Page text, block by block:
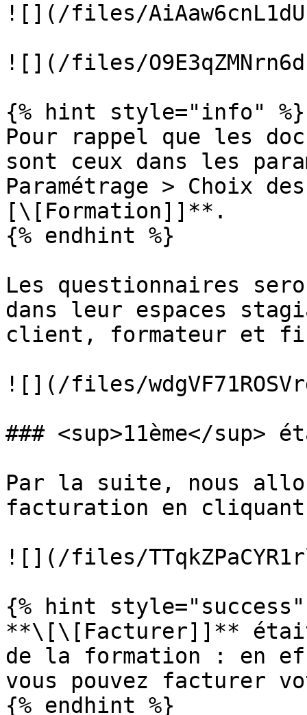
![](/files/
![](/files/
{% hint style="info" %}
Pour rappel que les
sont ceux dans les
Paramétrage > Choix
[\[Formation]]**.
{% endhint %}
Les questionnaires
dans leur espaces
client, formateur et
![](/files/
### <sup>11ème</sup>
Par la suite, nous
facturation en
![](/files/
{% hint style="success"
**\[\[Facturer]]**
de la formation : en
vous pouvez facturer
{% endhint %}